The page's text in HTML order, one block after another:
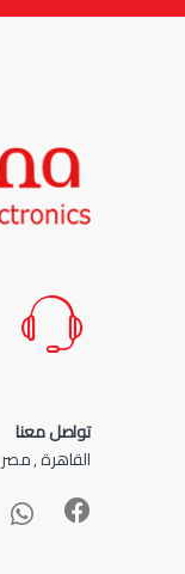
تواصل معنا
القاهرة , مصر